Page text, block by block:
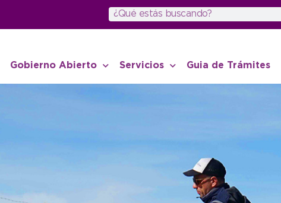
Gobierno Abierto Servicios Guia de Trámites